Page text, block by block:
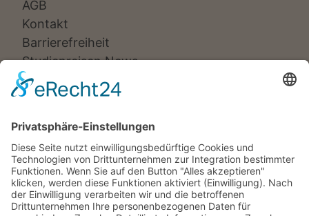
AGB
Kontakt
Barrierefreiheit
Studienreisen News
Veranstalter:
Ameropa Reisen
Bavaria Fernreisen
Berge & Meer
Gebeco
Hauser exkursionen